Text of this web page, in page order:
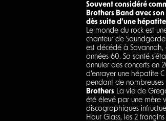
Souvent considéré
Brothers Band avec
dès suite d’une
Le monde du rock est
chanteur de
est décédé à Savannah,
années 60. Sa santé
annuler des concerts en
d’enrayer une hépatite
pendant de nombreuses
Brothers La vie de
été élevé par une mère
discographiques
Hour Glass, les 2